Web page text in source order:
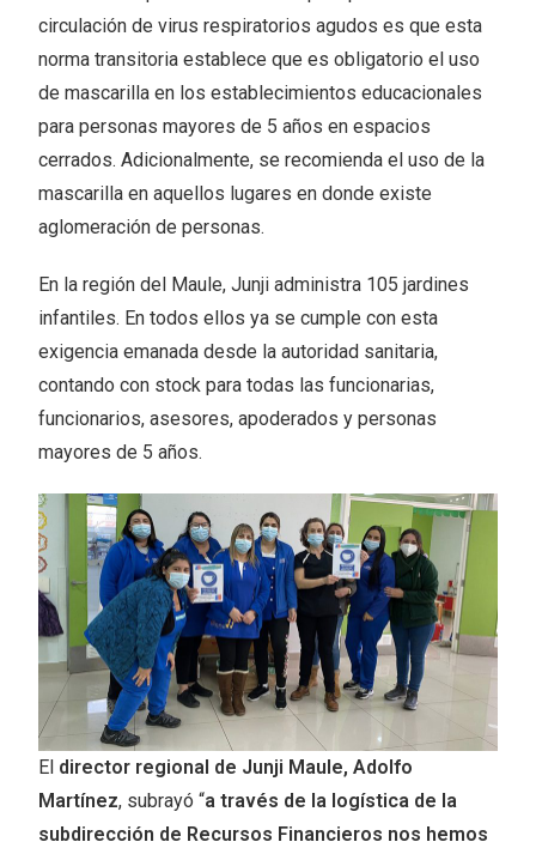
circulación de virus respiratorios agudos es que esta
norma transitoria establece que es obligatorio el uso
de mascarilla en los establecimientos educacionales
para personas mayores de 5 años en espacios
cerrados. Adicionalmente, se recomienda el uso de la
mascarilla en aquellos lugares en donde existe
aglomeración de personas.
En la región del Maule, Junji administra 105 jardines
infantiles. En todos ellos ya se cumple con esta
exigencia emanada desde la autoridad sanitaria,
contando con stock para todas las funcionarias,
funcionarios, asesores, apoderados y personas
mayores de 5 años.
El director regional de Junji Maule, Adolfo
Martínez, subrayó “a través de la logística de la
subdirección de Recursos Financieros nos hemos